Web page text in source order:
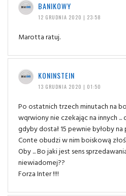
BANIKOWY
12 GRUDNIA 2020 | 23:58
Marotta ratuj.
KONINSTEIN
13 GRUDNIA 2020 | 01:50
Po ostatnich trzech minutach na
wqrwiony nie czekając na innych ...
gdyby dostał 15 pewnie byłoby
Conte obudzi w nim boiskową
Oby ... Bo jaki jest sens
niewiadomej??
Forza Inter !!!!